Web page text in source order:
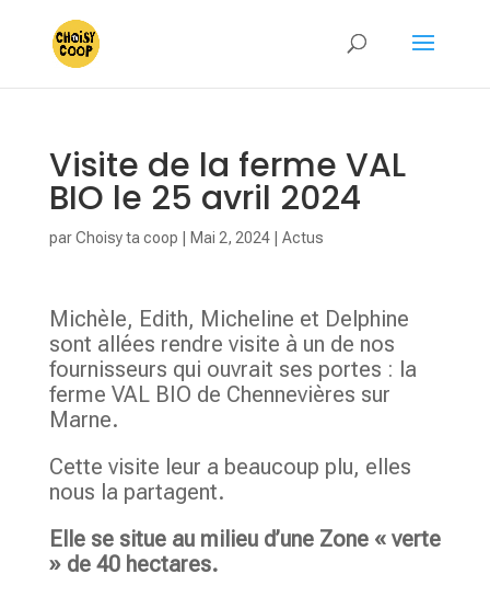
Visite de la ferme VAL
BIO le 25 avril 2024
parChoisy ta coop Mai 2, 2024| Actus
Michèle, Edith, Micheline et Delphine
sont allées rendre visite à un de nos
fournisseurs qui ouvrait ses portes : la
ferme VAL BIO de Chennevières sur
Marne.
Cette visite leur a beaucoup plu, elles
nous la partagent.
Elle se situe au milieu d’une Zone « verte
» de 40 hectares.